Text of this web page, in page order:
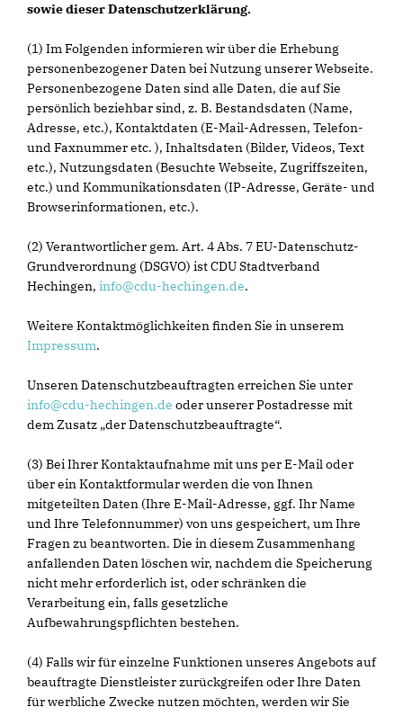
sowie dieser Datenschutzerklärung.
(1) Im Folgenden informieren wir über die Erhebung
personenbezogener Daten bei Nutzung unserer Webseite.
Personenbezogene Daten sind alle Daten, die auf Sie
persönlich beziehbar sind, z. B. Bestandsdaten (Name,
Adresse, etc.), Kontaktdaten (E-Mail-Adressen, Telefon-
und Faxnummer etc. ), Inhaltsdaten (Bilder, Videos, Text
etc.), Nutzungsdaten (Besuchte Webseite, Zugriffszeiten,
etc.) und Kommunikationsdaten (IP-Adresse, Geräte- und
Browserinformationen, etc.).
(2) Verantwortlicher gem. Art. 4 Abs. 7 EU-Datenschutz-
Grundverordnung (DSGVO) ist CDU Stadtverband
Hechingen, info@cdu-hechingen.de.
Weitere Kontaktmöglichkeiten finden Sie in unserem
Impressum.
Unseren Datenschutzbeauftragten erreichen Sie unter
info@cdu-hechingen.de oder unserer Postadresse mit
dem Zusatz „der Datenschutzbeauftragte“.
(3) Bei Ihrer Kontaktaufnahme mit uns per E-Mail oder
über ein Kontaktformular werden die von Ihnen
mitgeteilten Daten (Ihre E-Mail-Adresse, ggf. Ihr Name
und Ihre Telefonnummer) von uns gespeichert, um Ihre
Fragen zu beantworten. Die in diesem Zusammenhang
anfallenden Daten löschen wir, nachdem die Speicherung
nicht mehr erforderlich ist, oder schränken die
Verarbeitung ein, falls gesetzliche
Aufbewahrungspflichten bestehen.
(4) Falls wir für einzelne Funktionen unseres Angebots auf
beauftragte Dienstleister zurückgreifen oder Ihre Daten
für werbliche Zwecke nutzen möchten, werden wir Sie